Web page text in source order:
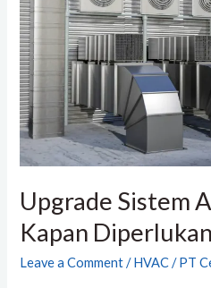
Upgrade Sistem
Kapan
Leave a Comment /HVAC/PT
Central,
Kapan
Diperlukan?